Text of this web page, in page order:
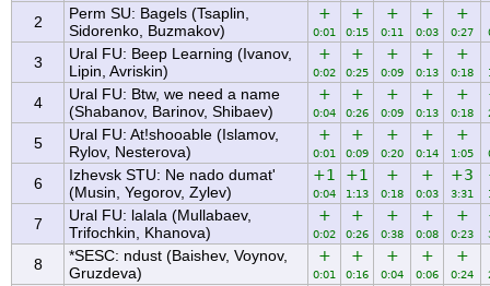
2
Perm SU: Bagels (Tsaplin,
Sidorenko, Buzmakov)
+
0:01
+
0:15
+
0:11
+
0:03
+
0:27
3
Ural FU: Beep Learning (Ivanov,
Lipin, Avriskin)
+
0:02
+
0:25
+
0:09
+
0:13
+
0:18
4
Ural FU: Btw, we need a name
(Shabanov, Barinov, Shibaev)
+
0:04
+
0:26
+
0:09
+
0:13
+
0:18
5
Ural FU: At!shooable (Islamov,
Rylov, Nesterova)
+
0:01
+
0:09
+
0:20
+
0:14
+
1:05
6
Izhevsk STU: Ne nado dumat'
(Musin, Yegorov, Zylev)
+1
0:04
+1
1:13
+
0:18
+
0:03
+3
3:31
7
Ural FU: lalala (Mullabaev,
Trifochkin, Khanova)
+
0:02
+
0:26
+
0:38
+
0:08
+
0:23
8
*SESC: ndust (Baishev, Voynov,
Gruzdeva)
+
0:01
+
0:16
+
0:04
+
0:06
+
0:24